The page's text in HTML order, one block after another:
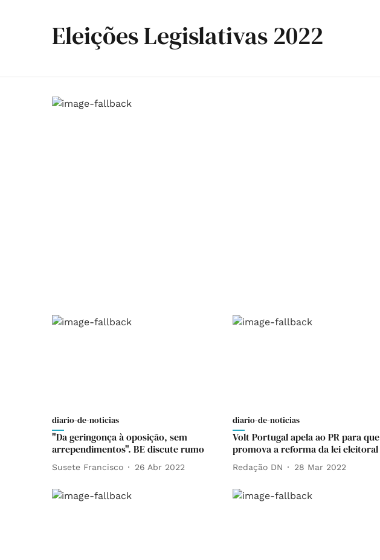
Eleições Legislativas 2022
diario-de-noticias
"Da geringonça à oposição, sem
arrependimentos". BE discute rumo
Susete Francisco 26 Abr 2022
diario-de-noticias
Volt Portugal apela ao PR para que
promova a reforma da lei eleitoral
Redação DN 28 Mar 2022